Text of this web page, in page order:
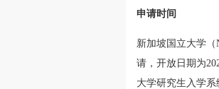
申请时间
新加坡国立大学
请，开放日期为
大学研究生入学系